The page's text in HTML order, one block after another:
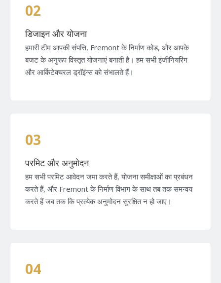
02
डिजाइन और योजना
हमारी टीम आपकी संपत्ति, Fremont के निर्माण कोड, और आपके
बजट के अनुरूप विस्तृत योजनाएं बनाती है। हम सभी इंजीनियरिंग
और आर्किटेक्चरल ड्रॉइंग्स को संभालते हैं।
03
परमिट और अनुमोदन
हम सभी परमिट आवेदन जमा करते हैं, योजना समीक्षाओं का प्रबंधन
करते हैं, और Fremont के निर्माण विभाग के साथ तब तक समन्वय
करते हैं जब तक कि प्रत्येक अनुमोदन सुरक्षित न हो जाए।
04